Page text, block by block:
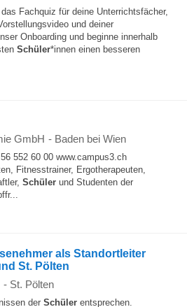
Fachquiz für deine Unterrichtsfächer,
und deiner
Onboarding und beginne innerhalb
Schüler*innen einen besseren
GmbH - Baden bei Wien
552 60 00 www.campus3.ch
Fitnesstrainer, Ergotherapeuten,
Schüler und Studenten der
als Standortleiter
St. Pölten
- St. Pölten
der Schüler entsprechen.